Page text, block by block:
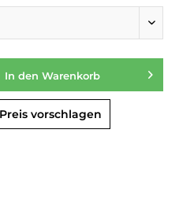
In den Warenkorb
vorschlagen